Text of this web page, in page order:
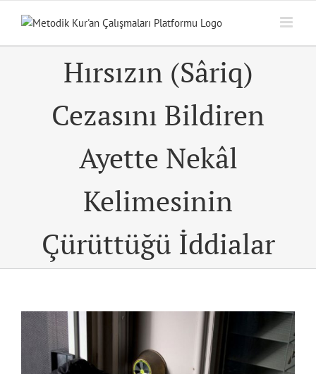
Hırsızın (Sâriq)
Cezasını Bildiren
Ayette Nekâl
Kelimesinin
Çürüttüğü İddialar
View
Larger
Image